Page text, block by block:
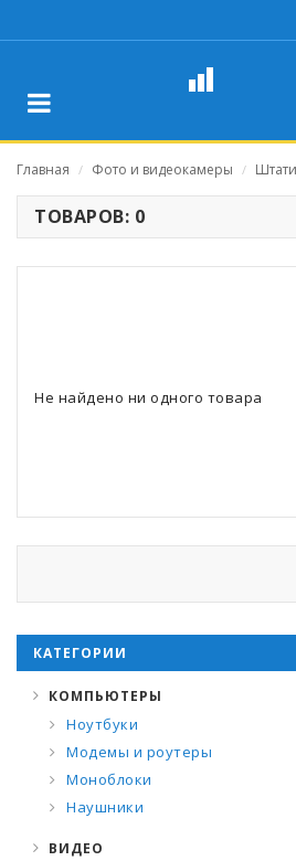
Главная / Фото и видеокамеры /
ТОВАРОВ: 0
Не найдено ни одного товара
КАТЕГОРИИ
КОМПЬЮТЕРЫ
Ноутбуки
Модемы и роутеры
Моноблоки
Наушники
ВИДЕО